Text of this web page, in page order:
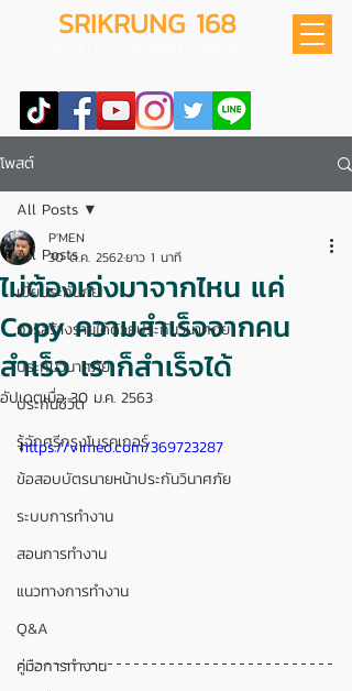
SRIKRUNG 168
โพสต์
All Posts
เบี้ยประกันภัย
การสร้างรายได้ด้วยประกันวินาศภัย
ประกันวินาศภัย
ประกันชีวิต
รู้จักศรีกรุงโบรคเกอร์
ข้อสอบบัตรนายหน้าประกันวินาศภัย
ระบบการทำงาน
สอนการทำงาน
แนวทางการทำงาน
Q&A
คู่มือการทำงาน
All Posts
ไม่ต้องเก่งมาจากไหน แค่
Copy ความสำเร็จจากคน
สำเร็จ เราก็สำเร็จได้
P'MEN
30 ต.ค. 2562ยาว 1 นาที
อัปเดตเมื่อ30 ม.ค. 2563
https://vimeo.com/369723287